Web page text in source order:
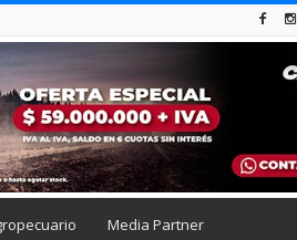
Media Partner